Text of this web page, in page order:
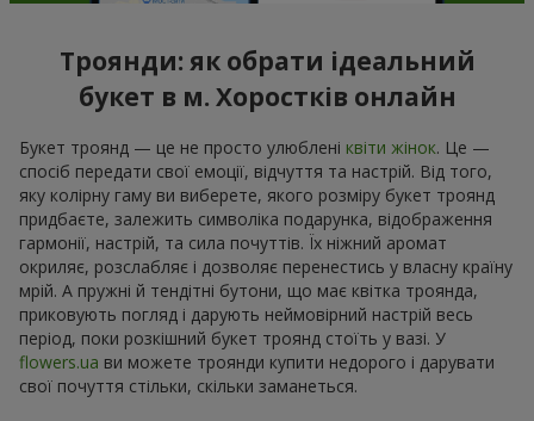
Троянди: як обрати ідеальний
букет в м. Хоростків онлайн
Букет троянд — це не просто улюблені квіти жінок. Це —
спосіб передати свої емоції, відчуття та настрій. Від того,
яку колірну гаму ви виберете, якого розміру букет троянд
придбаєте, залежить символіка подарунка, відображення
гармонії, настрій, та сила почуттів. Їх ніжний аромат
окриляє, розслабляє і дозволяє перенестись у власну країну
мрій. А пружні й тендітні бутони, що має квітка троянда,
приковують погляд і дарують неймовірний настрій весь
період, поки розкішний букет троянд стоїть у вазі. У
flowers.ua ви можете троянди купити недорого і дарувати
свої почуття стільки, скільки заманеться.